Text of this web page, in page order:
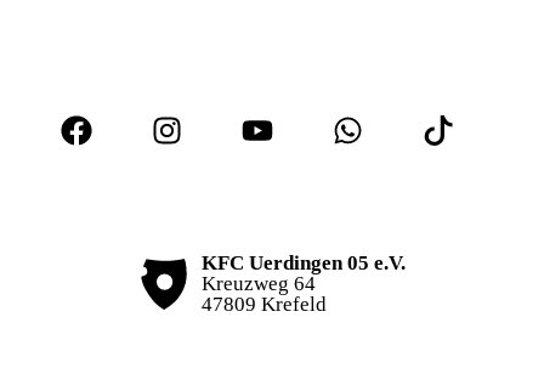
KFC Uerdingen 05 e.V.
Kreuzweg 64
47809 Krefeld